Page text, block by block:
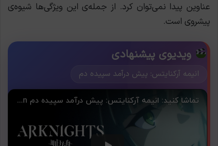
عناوین پیدا نمی‌توان کرد. از جمله‌ی این ویژگی‌ها شیوه‌ی
پیشروی است.
ویدیوی پیشنهادی
انیمه آرکنایتس: پیش درآمد سپیده دم